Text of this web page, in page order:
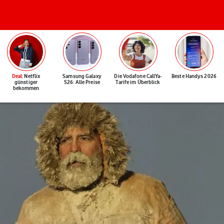
Deal: Netflix
günstiger
bekommen
Samsung Galaxy
S26: Alle Preise
Die Vodafone CallYa-
Tarife im Überblick
Beste Handys 2026